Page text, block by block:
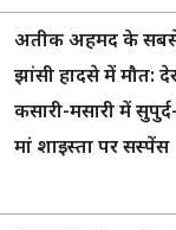
अतीक अहमद के
झांसी हादसे में मौत: देर
कसारी-मसारी में
मां शाइस्ता पर सस्पेंस